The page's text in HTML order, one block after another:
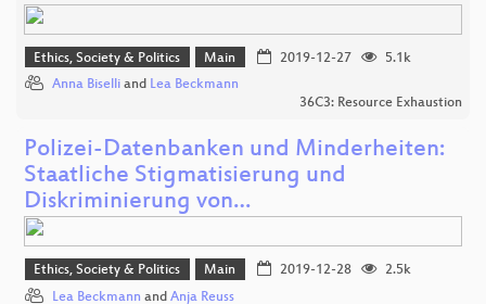
Ethics, Society & Politics Main 2019-12-27
5.1k
Anna Biselli and Lea Beckmann
36C3: Resource Exhaustion
Polizei-Datenbanken und Minderheiten:
Staatliche Stigmatisierung und
Diskriminierung von…
Ethics, Society & Politics Main 2019-12-28
2.5k
Lea Beckmann and Anja Reuss